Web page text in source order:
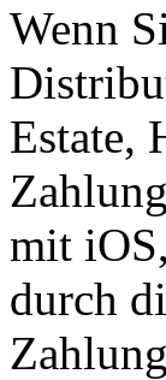
Wenn
Estate,
mit
durch